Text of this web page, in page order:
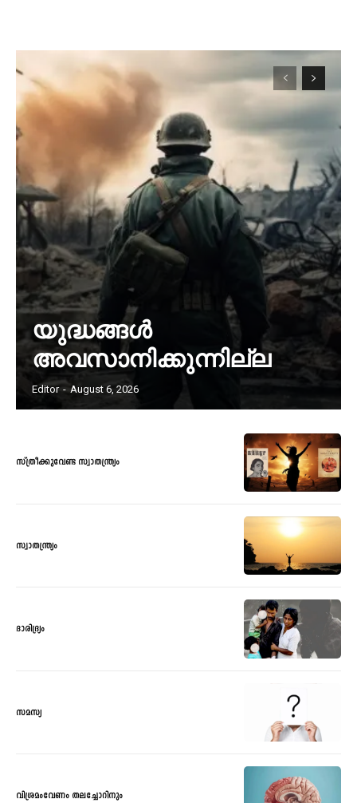
യുദ്ധങ്ങൾ
അവസാനിക്കുന്നില്ല
Editor - August 6, 2026
സ്ത്രീക്കുവേണ്ട സ്വാതന്ത്ര്യം
സ്വാതന്ത്ര്യം
ദാരിദ്ര്യം
സമസ്യ
വിശ്രമംവേണം തലച്ചോറിനും